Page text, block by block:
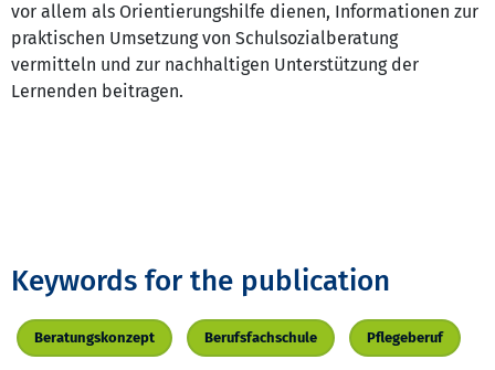
vor allem als Orientierungshilfe dienen, Informationen zur
praktischen Umsetzung von Schulsozialberatung
vermitteln und zur nachhaltigen Unterstützung der
Lernenden beitragen.
Keywords for the publication
Beratungskonzept Berufsfachschule Pflegeberuf